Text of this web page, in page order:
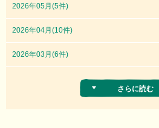
2026年05月(5件)
2026年04月(10件)
2026年03月(6件)
さらに読む